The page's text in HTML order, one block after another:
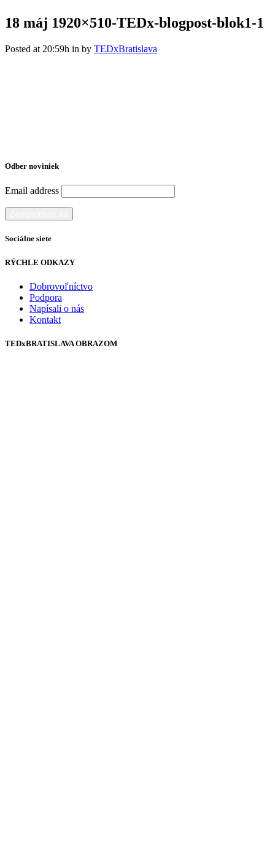
18 máj 1920×510-TEDx-blogpost-blok1-1
Posted at 20:59h in by TEDxBratislava
Odber noviniek
Email address
Sociálne siete
RÝCHLE ODKAZY
Dobrovoľníctvo
Podpora
Napísali o nás
Kontakt
TEDxBRATISLAVA OBRAZOM